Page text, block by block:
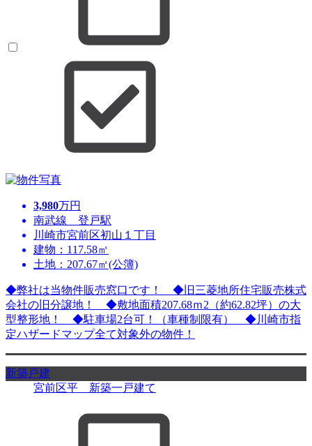
3,980万円
南武線 登戸駅
川崎市宮前区初山１丁目
建物：117.58㎡
土地：207.67㎡(公簿)
◆弊社は当物件販売窓口です！ ◆旧三菱地所住宅販売株式
会社の旧分譲地！ ◆敷地面積207.68ｍ2（約62.82坪）の大
型整形地！ ◆駐車場2台可！（車種制限有） ◆川崎市指
定ハザードマップ全て対象外の物件！
新築戸建
宮前区平 新築一戸建て